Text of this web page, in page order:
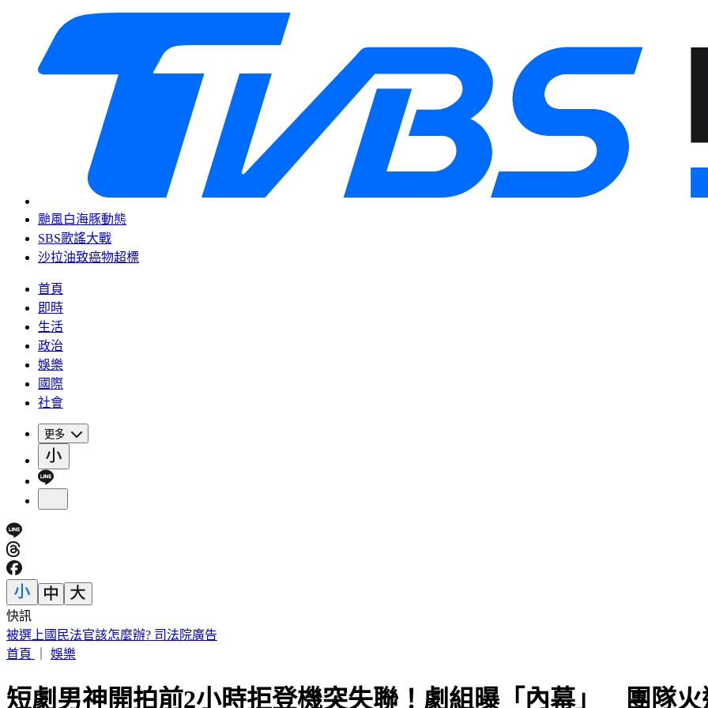
颱風白海豚動態
SBS歌謠大戰
沙拉油致癌物超標
首頁
即時
生活
政治
娛樂
國際
社會
更多
快訊
國1彰化「3車連環撞」！休旅車扭成廢鐵 駕駛受困骨折
首頁
娛樂
短劇男神開拍前2小時拒登機突失聯！劇組曝「內幕」 團隊火